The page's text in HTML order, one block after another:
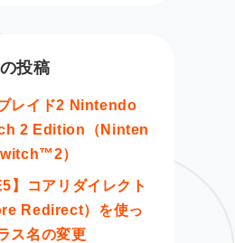
投稿
レイド2 Nintendo
2 Edition（Ninten
）
】コアリダイレクト
Redirect）を使っ
ス名の変更